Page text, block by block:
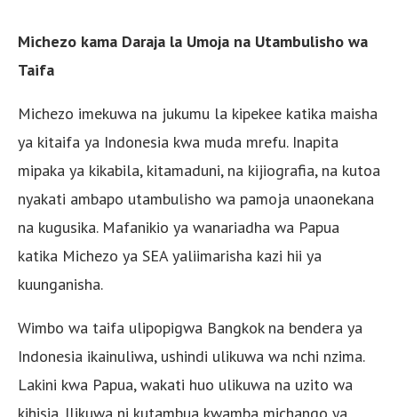
Michezo kama Daraja la Umoja na Utambulisho wa
Taifa
Michezo imekuwa na jukumu la kipekee katika maisha
ya kitaifa ya Indonesia kwa muda mrefu. Inapita
mipaka ya kikabila, kitamaduni, na kijiografia, na kutoa
nyakati ambapo utambulisho wa pamoja unaonekana
na kugusika. Mafanikio ya wanariadha wa Papua
katika Michezo ya SEA yaliimarisha kazi hii ya
kuunganisha.
Wimbo wa taifa ulipopigwa Bangkok na bendera ya
Indonesia ikainuliwa, ushindi ulikuwa wa nchi nzima.
Lakini kwa Papua, wakati huo ulikuwa na uzito wa
kihisia. Ilikuwa ni kutambua kwamba michango ya